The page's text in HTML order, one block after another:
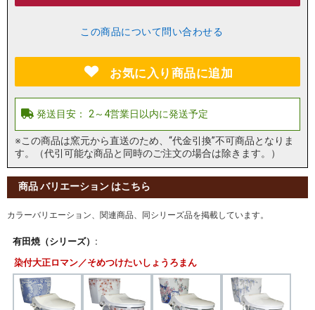
この商品について問い合わせる
お気に入り商品に追加
※この商品は窯元から直送のため、“代金引換”不可商品となりま
す。（代引可能な商品と同時のご注文の場合は除きます。）
商品 バリエーション はこちら
カラーバリエーション、関連商品、同シリーズ品を掲載しています。
有田焼（シリーズ）:
染付大正ロマン／そめつけたいしょうろまん